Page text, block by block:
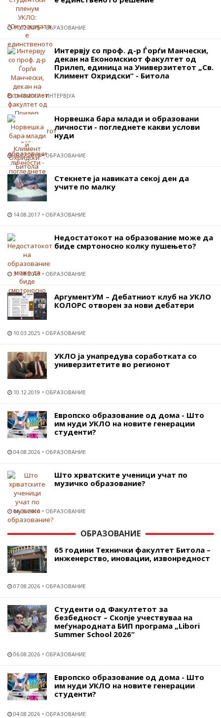
11.02.2015 ОБРАЗОВАНИЕ
Интервју со проф. д-р Ѓорѓи Манчески,
декан на Економскиот факултет од
Прилеп, единица на Универзитетот „Св.
Климент Охридски“ - Битола
11.08.2017 ИНТЕРВЈУА
Норвешка бара млади и образовани
личности - погледнете какви услови
нуди
15.02.2015 ОБРАЗОВАНИЕ
Стекнете ја навиката секој ден да
учите по малку
14.08.2017 ОБРАЗОВАНИЕ
Недостатокот на образование може да
биде смртоносно колку пушењето?
31.08.2015 ОБРАЗОВАНИЕ
АргументУМ – Дебатниот клуб на УКЛО
КОЛОРС oтворен за нови дебатери
10.03.2025 ОБРАЗОВАНИЕ
УКЛО ја унапредува соработката со
универзитетите во регионот
10.12.2019 ОБРАЗОВАНИЕ
Европско образование од дома - Што
им нуди УКЛО на новите генерации
студенти?
04.08.2026 ОБРАЗОВАНИЕ
Што хрватските ученици учат по
музичко образование?
06.09.2016 ОБРАЗОВАНИЕ
ОБРАЗОВАНИЕ
65 години Технички факултет Битола –
инженерство, иновации, извонредност
07.08.2026 ОБРАЗОВАНИЕ
Студенти од Факултетот за
безбедност – Скопје учествуваа на
меѓународната БИП програма „Libori
Summer School 2026“
06.08.2026 ОБРАЗОВАНИЕ
Европско образование од дома - Што
им нуди УКЛО на новите генерации
студенти?
04.08.2026 ОБРАЗОВАНИЕ